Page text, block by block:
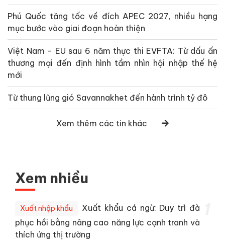
Phú Quốc tăng tốc về đích APEC 2027, nhiều hạng
mục bước vào giai đoạn hoàn thiện
Việt Nam - EU sau 6 năm thực thi EVFTA: Từ dấu ấn
thương mại đến định hình tầm nhìn hội nhập thế hệ
mới
Từ thung lũng gió Savannakhet đến hành trình tỷ đô
Xem thêm các tin khác
Xem nhiều
Xuất nhập khẩu
Xuất khẩu cá ngừ: Duy trì đà
phục hồi bằng nâng cao năng lực cạnh tranh và
thích ứng thị trường